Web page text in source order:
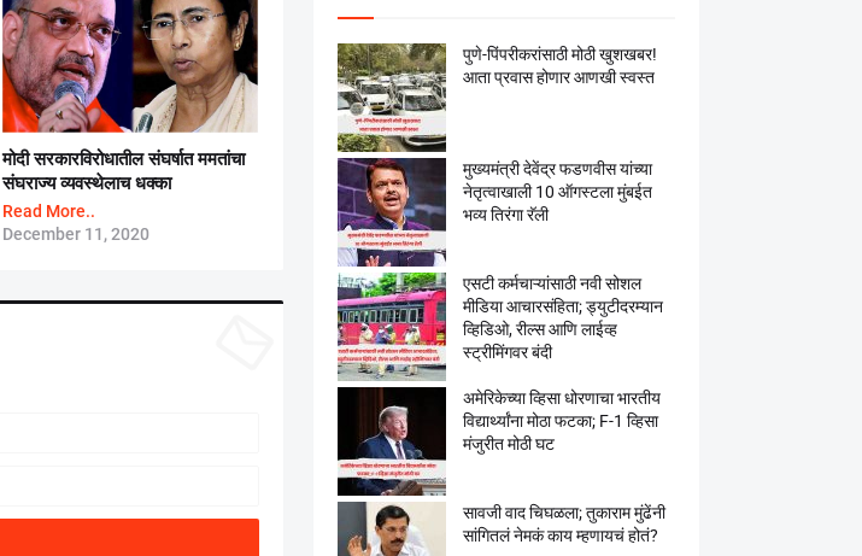
मोदी सरकारविरोधातील संघर्षात ममतांचा
संघराज्य व्यवस्थेलाच धक्का
Read More..
December 11, 2020
पुणे-पिंपरीकरांसाठी मोठी खुशखबर!
आता प्रवास होणार आणखी स्वस्त
मुख्यमंत्री देवेंद्र फडणवीस यांच्या
नेतृत्वाखाली 10 ऑगस्टला मुंबईत
भव्य तिरंगा रॅली
एसटी कर्मचाऱ्यांसाठी नवी सोशल
मीडिया आचारसंहिता; ड्युटीदरम्यान
व्हिडिओ, रील्स आणि लाईव्ह
स्ट्रीमिंगवर बंदी
अमेरिकेच्या व्हिसा धोरणाचा भारतीय
विद्यार्थ्यांना मोठा फटका; F-1 व्हिसा
मंजुरीत मोठी घट
सावजी वाद चिघळला; तुकाराम मुंढेंनी
सांगितलं नेमकं काय म्हणायचं होतं?